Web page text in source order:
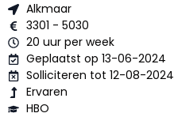
Alkmaar
3301 - 5030
20 uur per week
Geplaatst op 13-06-2024
Solliciteren tot 12-08-2024
Ervaren
HBO